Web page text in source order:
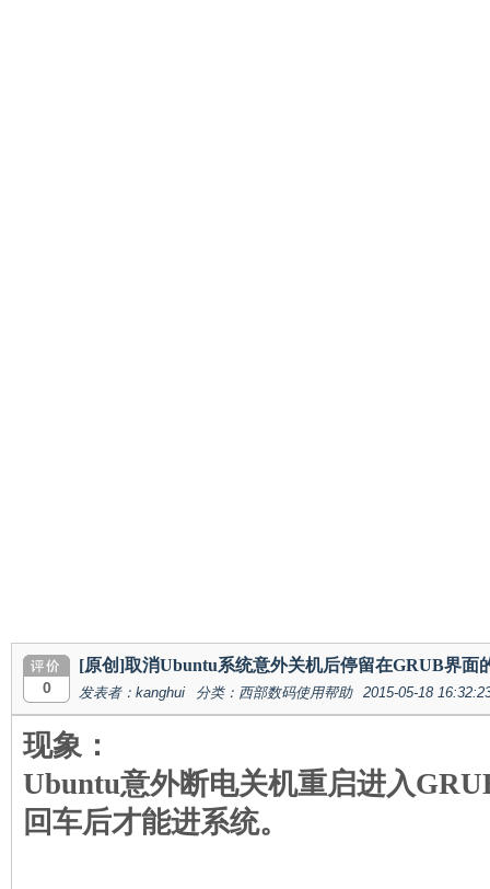
0
[原创]取消Ubuntu系统意外关机后停留在GRUB界面
发表者：kanghui 分类：西部数码使用帮助 2015-05-18
现象：
Ubuntu意外断电关机重启进入
回车后才能进系统。